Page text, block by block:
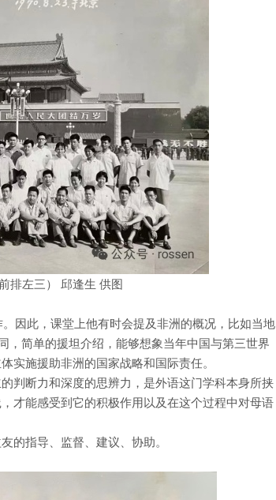
排左三） 邱逢生 供图
因此，课堂上他有时会提及非洲的概况，比如当地
，简单的援坦介绍，能够想象当年中国与第三世界
实施援助非洲的国家战略和国际责任。
判断力和深度的思辨力，是外语这门学科本身所挟
才能感受到它的积极作用以及在这个过程中对母语
的指导、监督、建议、协助。